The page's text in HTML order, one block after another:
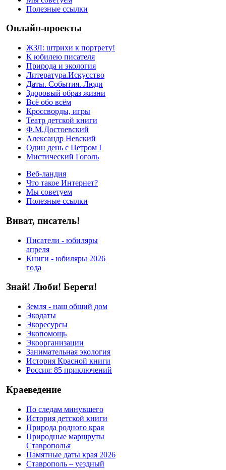
Полезные ссылки
Онлайн-проекты
ЖЗЛ: штрихи к портрету!
К юбилею писателя
Природа и экология
Литература.Искусство
Даты. События. Люди
Здоровый образ жизни
Всё обо всём
Кроссворды, игры
Театр детской книги
Ф.М.Достоевский
Александр Невский
Один день с Петром I
Мистический Гоголь
Веб-ландия
Что такое Интернет?
Мы советуем
Полезные ссылки
Виват, писатель!
Писатели - юбиляры
апреля
Книги - юбиляры 2026
года
Знай! Люби! Береги!
Земля - наш общий дом
Экодаты
Экоресурсы
Экопомощь
Экоорганизации
Занимательная экология
История Красной книги
Россия: 85 приключений
Краеведение
По следам минувшего
История детской книги
Природа родного края
Природные маршруты
Ставрополья
Памятные даты края 2026
Ставрополь – уездный